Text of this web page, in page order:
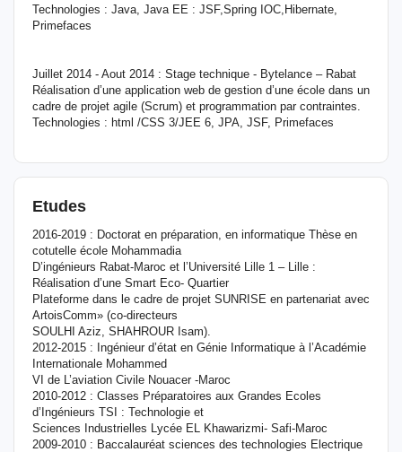
Technologies : Java, Java EE : JSF,Spring IOC,Hibernate,
Primefaces
Juillet 2014 - Aout 2014 : Stage technique - Bytelance – Rabat
Réalisation d’une application web de gestion d’une école dans un
cadre de projet agile (Scrum) et programmation par contraintes.
Technologies : html /CSS 3/JEE 6, JPA, JSF, Primefaces
Etudes
2016-2019 : Doctorat en préparation, en informatique Thèse en
cotutelle école Mohammadia
D’ingénieurs Rabat-Maroc et l’Université Lille 1 – Lille :
Réalisation d’une Smart Eco- Quartier
Plateforme dans le cadre de projet SUNRISE en partenariat avec
ArtoisComm» (co-directeurs
SOULHI Aziz, SHAHROUR Isam).
2012-2015 : Ingénieur d’état en Génie Informatique à l’Académie
Internationale Mohammed
VI de L’aviation Civile Nouacer -Maroc
2010-2012 : Classes Préparatoires aux Grandes Ecoles
d’Ingénieurs TSI : Technologie et
Sciences Industrielles Lycée EL Khawarizmi- Safi-Maroc
2009-2010 : Baccalauréat sciences des technologies Electrique